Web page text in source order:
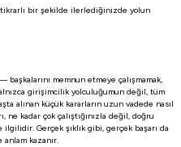
bir şekilde ilerlediğinizde yolun
memnun etmeye çalışmamak,
girişimcilik yolculuğumun değil, tüm
alınan küçük kararların uzun vadede nasıl
kadar çok çalıştığınızla değil, doğru
Gerçek şıklık gibi, gerçek başarı da
kazanır.